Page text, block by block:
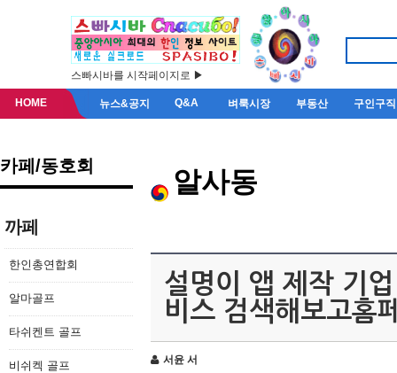
스빠시바를 시작페이지로 ▶
HOME 뉴스&공지 Q&A 벼룩시장 부동산 구인구직
카페/동호회
까페
한인총연합회
알마골프
타쉬켄트 골프
비쉬켁 골프
알사동
설명이 앱 제작 기
비스 검색해보고홈
서윤 서